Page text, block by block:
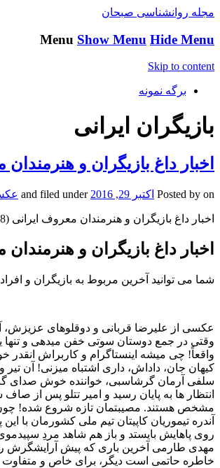
مجله روانشناسی صبحان
Menu Show Menu Hide Menu
Skip to content
برگه نمونه
بازیگران ایرانی
اخبار داغ بازیگران و هنرمندان
Posted by on اکتبر 29, 2016 and filed under
اخبار داغ بازیگران و هنرمندان معروف ایرانی (138)
اخبار داغ بازیگران و هنرمندان
شما می توانید آخرین مربوط به بازیگران و
عکسی از علیرضا قربانی و دوقلوهای
وقتی در جمع دوستان سوتی خفن میدهی و تنها
واقعاً! چی میشه اینستاگرام و کاربراش انقدر
کیهان جان، داداش، داری اشتباه میزنی! آن
سلفی آرمان گرشاسبی، خواننده خوش صدای
انتظار ها به پایان رسید و امیر تتلو پس
مشخص هستند. مصیبتمان تازه شروع شده! چون
آندره تیموریان کاپیتان تیم ملی کشورمان
روی پاهایش بایستد و باز هم شاهد مردِ
مهدی طارمی آخرین باری که پیش آرایشگرش
خاطره حاتمی است دیگر، برای خاص و متفاوت